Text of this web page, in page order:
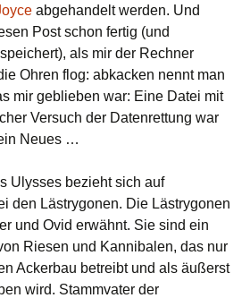
abgehandelt werden. Und
Post schon fertig (und
als mir der Rechner
Ohren flog: abkacken nennt man
mir geblieben war: Eine Datei mit
Versuch der Datenrettung war
Neues …
Ulysses bezieht sich auf
den Lästrygonen. Die Lästrygonen
und Ovid erwähnt. Sie sind ein
Riesen und Kannibalen, das nur
Ackerbau betreibt und als äußerst
wird. Stammvater der